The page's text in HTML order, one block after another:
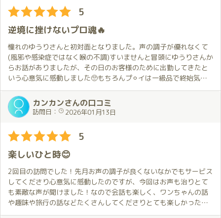
景観が違います！
過去にも巨NEWおＰ１ビンタをされたことはありますが・・・
この２人は別格です
とにかく自分の顔が谷間にすっぽり埋まります
ビンタによる施術で
過去の記憶が書き換え・・
おＰ１ビンタからのパフパフは亀仙人の幸せな気持ちになれます
生涯、忘れることはないでしょう！
銀色の浮き輪の上でも
２人の愛くるしい笑顔とやわらかいおＰ１と施術で
終始、遮断機が上がりっぱなしでカラダが休まりませんでした。
帰りの送迎車の中で下半身が軽い軽い⁽⁽٩(◍˃ᗜ˂◍)۶⁾⁾
前夜に体調不良によるキャンセルの連絡が来た時は、とても心配
したけど、別の日にも姫予約を入れておいてよかったです。
当日は元気な姿で会え、チャイナバニーも特別に用意してくれた
ので、感動しました。
当日のプレイも気持ち良く、身も心もトロトロになってしまいま
した。また、綺麗で芸術のような身体をずっと見てしまいまし
た。
今日は初対面だったので緊張したけど、次回はたくさんイチャイ
チャして、もう少し距離を縮めたいと思いました。
5
逆境に挫けないプロ魂🔥
憧れのゆうりさんと初対面となりました。声の調子が優れなくて
(風邪や感染症ではなく喉の不調)すいませんと冒頭にゆうりさんか
らお話がありましたが、その日のお客様のために出勤してきたと
いう心意気に感動しました🥺もちろんプ⚪︎イは一級品で終始気持
ち良くしていただき、思わず声が漏れてしまうほどでした！笑顔
が素敵で一生懸命気持ち良くしようとしてくれている感じが伝わ
ってきました！お話も色々楽しくしてもらいました！また伺いた
いです！
カンカンさんの口コミ
訪問日： 2026年01月13日
5
楽しいひと時😊
2回目の訪問でした！先月お声の調子が良くないなかでもサービス
してくださり心意気に感動したのですが、今回はお声も治りとて
も素敵な声が聞けました！なので会話も楽しく、ワンちゃんの話
や趣味や旅行の話などたくさんしてくださりとても楽しかったで
す♪プレイもとても気持ち良くしてくださりました！スタッフの方